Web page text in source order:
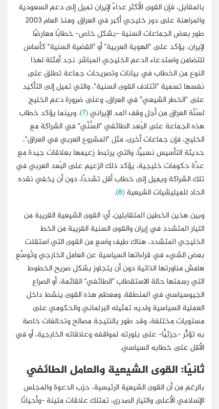
بالمقابل، فإن القوى الأكثر عداءً لإيران تميل إلى دعم السعودية
والمراهنة على دور خليجي أكبر في العراق. ومنذ العام 2003
طور بعض الجماعات السنية -بشكل خاص- خطابًا معارضًا
لإيران، يؤكد على "الهوية العربية" أو "القضية السنية" كأساس
للتضامن واستدعاء الدعم الخليجي المباشر. نجد أمثلة لهذا
النوع من الخطاب في بيانات وتصريحات جماعة تطلق على
نفسها تسمية "ائتلاف القوى السنية"، والتي تميل إلى التأكيد
على "الخطر الشيعي" في العراق، وعلى ضرورة دعم الخليج
لسُنَّة العراق من أجل وقف المد الإيراني(7) . وبينما يؤكد خطاب
هذه الجماعة على البُعد الطائفي "السُّنِّي" في الشراكة مع
الخليج، فإن جماعات أخرى، مثل "المشروع العربي في العراق"،
حديثة التأسيس نسبيًّا، والتي يرتبط زعيمها بعلاقات جيدة مع
عدَّة حكومات خليجية، يؤكد ذلك الزعيم على البُعد العربي في
تلك الشراكة ويميل إلى خطاب أقل تشددًا، دون أن يخفي نقده
الحاد للميليشيات الشيعية(8)
.
وبين هذين الخطين المتقابلين، أي: القوى الشيعية القريبة من
التيار المتشدد في إيران والقوى السنية القريبة من الخط
الخليجي المتشدد، هناك طيف واسع من القوى التي استقلت
بعض الشيء في قراءاتها السياسية عن العامل الخارجي وتُوسِّع
هامش مناورتها الذاتية دون أن يتجاوز بشكل صريح الخطوط
التي رسمتها حالة الاستقطاب "الطائفي" القائمة، أو الصراع
الجيوسياسي في المنطقة. ومعظم هذه القوى ينشط داخل
العملية السياسية ولديه تمثيله البرلماني والحكومي على
مستويات مختلفة، وقد طور بالنتيجة مصالح وتحالفات خاصة
به تؤثِّر -جزئيًّا- على بلورته لمواقفه وعلاقاته الخارجية، أو في
الأقل على خطابه السياسي.
ثانيًا: القوى الشيعية والعامل الطائفي
بالرغم من أن القوى الشيعية الرئيسية، حزب الدعوة والمجلس
الإسلامي الأعلى والتيار الصدري، تمتلك علاقات متينة -وأحيانًا